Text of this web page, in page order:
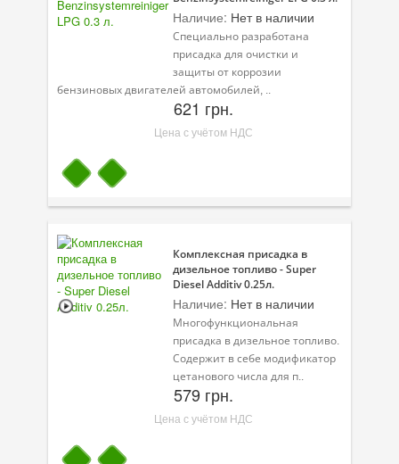
Наличие: Нет в наличии
Специально разработана
присадка для очистки и
защиты от коррозии
бензиновых двигателей автомобилей, ..
621 грн.
Цена с учётом НДС
Комплексная присадка в
дизельное топливо - Super
Diesel Additiv 0.25л.
Наличие: Нет в наличии
Многофункциональная
присадка в дизельное топливо.
Содержит в себе модификатор
цетанового числа для п..
579 грн.
Цена с учётом НДС